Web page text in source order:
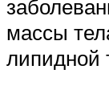
массы
липидной